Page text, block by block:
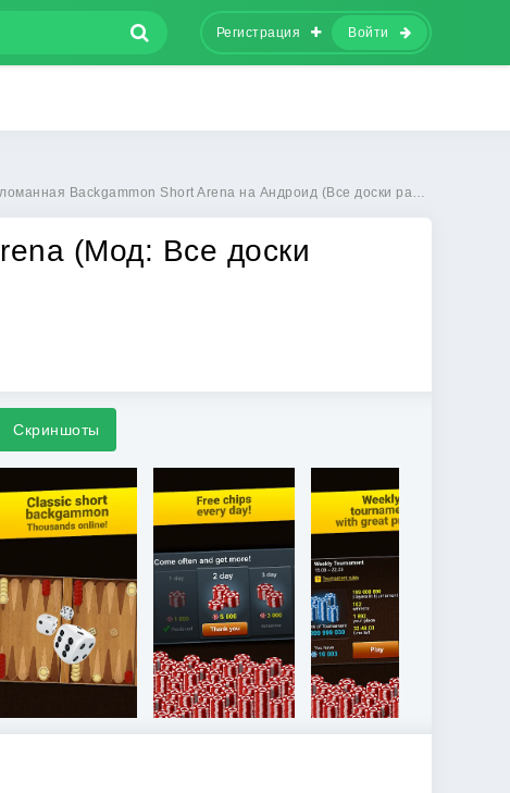
Регистрация Войти
Backgammon Short Arena на Андроид (Все доски разблокированы)
(Мод: Все доски
Скриншоты